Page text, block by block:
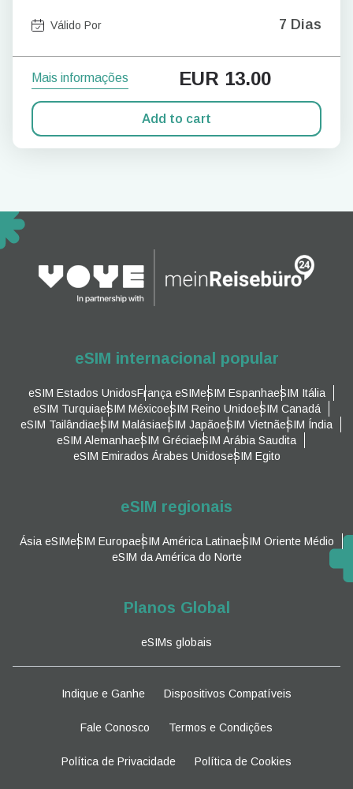
Válido Por 7 Dias
Mais informações EUR 13.00
Add to cart
eSIM internacional popular
eSIM Estados UnidosFrança eSIMeSIM EspanhaeSIM Itália
eSIM TurquiaeSIM MéxicoeSIM Reino UnidoeSIM Canadá
eSIM TailândiaeSIM MalásiaeSIM JapãoeSIM VietnãeSIM Índia
eSIM AlemanhaeSIM GréciaeSIM Arábia Saudita
eSIM Emirados Árabes UnidoseSIM Egito
eSIM regionais
Ásia eSIMeSIM EuropaeSIM América LatinaeSIM Oriente Médio
eSIM da América do Norte
Planos Global
eSIMs globais
Indique e Ganhe Dispositivos Compatíveis
Fale Conosco Termos e Condições
Política de Privacidade Política de Cookies